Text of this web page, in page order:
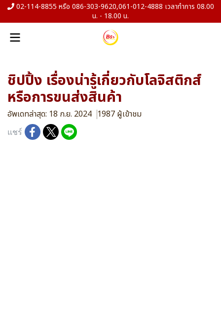
02-114-8855 หรือ 086-303-9620,061-012-4888 เวลาทำการ 08.00
น. - 18.00 น.
ชิปปิ้ง เรื่องน่ารู้เกี่ยวกับโลจิสติกส์
หรือการขนส่งสินค้า
อัพเดทล่าสุด: 18 ก.ย. 2024 1987 ผู้เข้าชม
แชร์